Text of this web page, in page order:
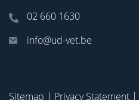
02 660 1630
info@ud-vet.be
Sitemap | Privacy Statement |